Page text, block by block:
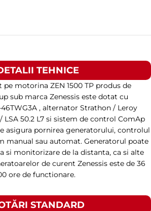
400 / 230 V
145 / 130
TEHNICE
motorina ZEN 1500 TP produs de
sub marca Zenessis este dotat cu
, alternator Strathon / Leroy
LSA 50.2 L7 si sistem de control ComAp
asigura pornirea generatorului, controlul
manual sau automat. Generatorul poate
si monitorizare de la distanta, ca si alte
de curent Zenessis este de 36
ore de functionare.
STANDARD